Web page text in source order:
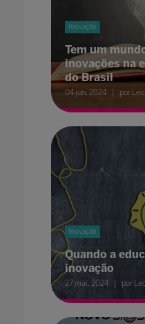
Inovação
Tem um
inovações na
do Brasil
04 jun. 2024 por
Inovação
Quando a
inovação
27 mai. 2024 por